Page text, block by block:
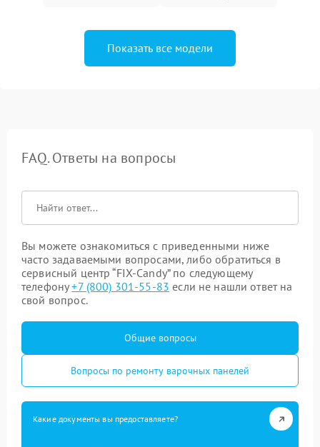
Показать все модели
FAQ. Ответы на вопросы
Вы можете ознакомиться с приведенными ниже
часто задаваемыми вопросами, либо обратиться в
сервисный центр “FIX-Candy” по следующему
телефону+7 (800) 301-55-83 если не нашли ответ на
свой вопрос.
Общие вопросы
Вопросы по ремонту варочных панелей
Какие документы вы предоставляете?